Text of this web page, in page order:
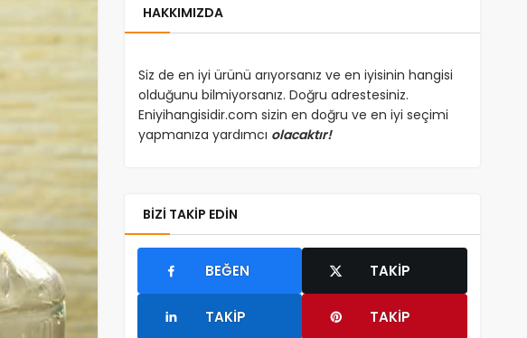
HAKKIMIZDA
Siz de en iyi ürünü arıyorsanız ve en iyisinin hangisi
olduğunu bilmiyorsanız. Doğru adrestesiniz.
Eniyihangisidir.com sizin en doğru ve en iyi seçimi
yapmanıza yardımcı olacaktır!
BIZI TAKIP EDIN
BEĞEN TAKIP
TAKIP TAKIP